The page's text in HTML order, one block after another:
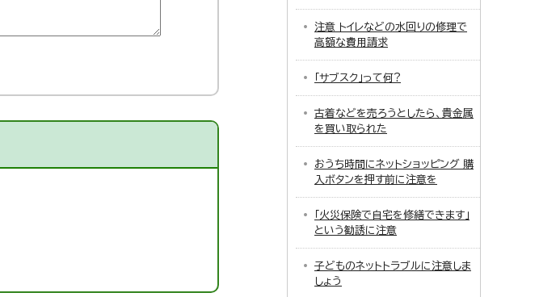
注意 トイレなどの水回りの修理で
高額な費用請求
「サブスク」って何?
古着などを売ろうとしたら、貴金属
を買い取られた
おうち時間にネットショッピング 購
入ボタンを押す前に注意を
「火災保険で自宅を修繕できます」
という勧誘に注意
子どものネットトラブルに注意しま
しょう